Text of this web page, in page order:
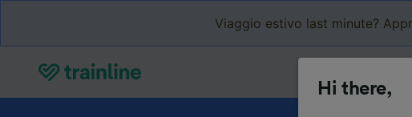
Viaggio estivo last minute?
Hi there,